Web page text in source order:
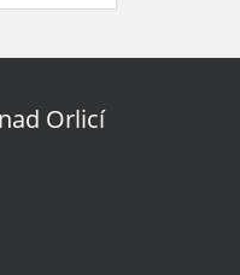
Orlicí